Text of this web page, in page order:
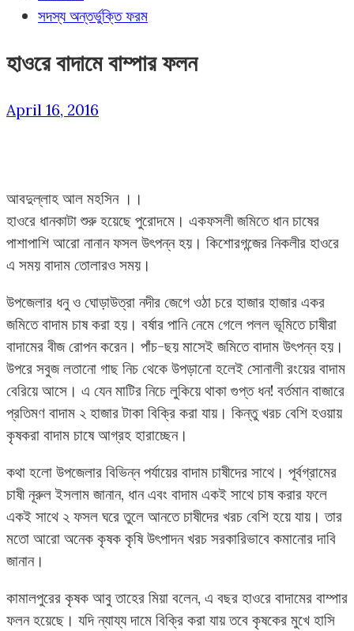
সদস্য অন্তর্ভুক্তি ফরম
হাওরে বাদামে বাম্পার ফলন
April 16, 2016
আবদুল্লাহ আল মহসিন ।।
হাওরে ধানকাটা শুরু হয়েছে পুরোদমে। একফসলী জমিতে ধান চাষের
পাশাপাশি আরো নানান ফসল উৎপন্ন হয়। কিশোরগন্জের নিকলীর হাওরে
এ সময় বাদাম তোলারও সময়।
উপজেলার ধনু ও ঘোড়াউত্রা নদীর জেগে ওঠা চরে হাজার হাজার একর
জমিতে বাদাম চাষ করা হয়। বর্ষার পানি নেমে গেলে পলল ভূমিতে চাষীরা
বাদামের বীজ রোপন করেন। পাঁচ-ছয় মাসেই জমিতে বাদাম উৎপন্ন হয়।
উপরে সবুজ লতানো গাছ নিচ থেকে উপড়ানো হলেই সোনালী রংয়ের বাদাম
বেরিয়ে আসে। এ যেন মাটির নিচে লুকিয়ে থাকা গুপ্ত ধন! বর্তমান বাজারে
প্রতিমণ বাদাম ২ হাজার টাকা বিক্রি করা যায়। কিন্তু খরচ বেশি হওয়ায়
কৃষকরা বাদাম চাষে আগ্রহ হারাচ্ছেন।
কথা হলো উপজেলার বিভিন্ন পর্যায়ের বাদাম চাষীদের সাথে। পূর্বগ্রামের
চাষী নূরুল ইসলাম জানান, ধান এবং বাদাম একই সাথে চাষ করার ফলে
একই সাথে ২ ফসল ঘরে তুলে আনতে চাষীদের খরচ বেশি হয়ে যায়। তার
মতো আরো অনেক কৃষক কৃষি উৎপাদন খরচ সরকারিভাবে কমানোর দাবি
জানান।
কামালপুরের কৃষক আবু তাহের মিয়া বলেন, এ বছর হাওরে বাদামের বাম্পার
ফলন হয়েছে। যদি ন্যায্য দামে বিক্রি করা যায় তবে কৃষকের মুখে হাসি